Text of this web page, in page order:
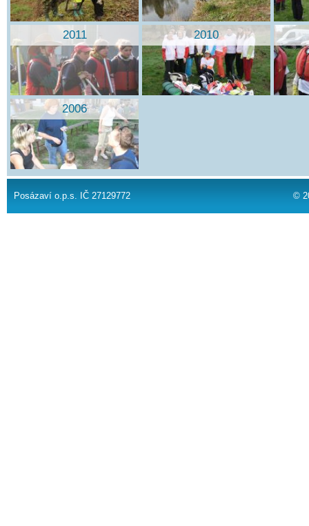
2011 2010
2006
Posázaví o.p.s. IČ 27129772 ©